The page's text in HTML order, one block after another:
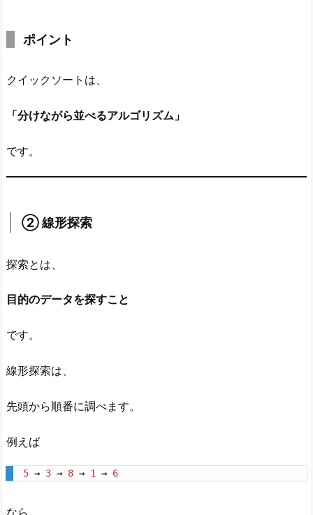
ポイント
クイックソートは、
「分けながら並べるアルゴリズム 」
です。
② 線形探索
探索とは、
目的のデータを探すこと
です。
線形探索は、
先頭から順番に調べます。
例えば
5 → 3 → 8 → 1 → 6